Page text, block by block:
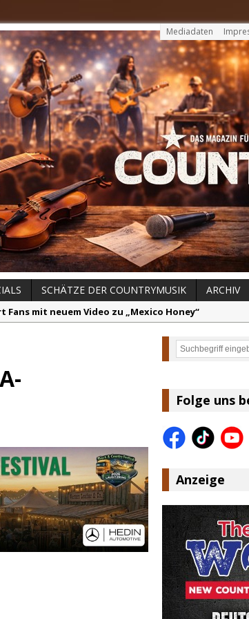
Mediadaten
SCHÄTZE DER COUNTRYMUSIK
ARCHIV
mit neuem Video zu „Mexico Honey“
August 2026: Dolly Parton, Bill Anderson und
Hillbillies kündigen neues Album mit „Better Days
Country.de erreicht täglich rund 10.000 Leser
Suchen
Folge uns
Anzeige